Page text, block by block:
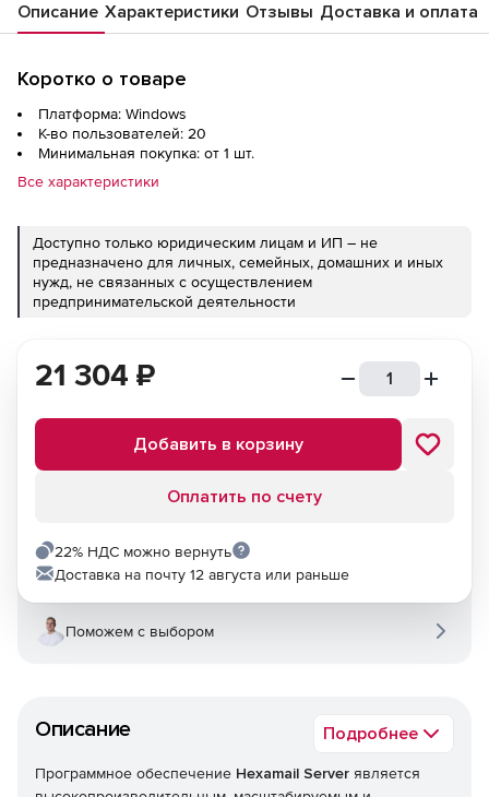
Описание Характеристики Отзывы Доставка и оплата
Коротко о товаре
Платформа: Windows
К-во пользователей: 20
Минимальная покупка: от 1 шт.
Все характеристики
Доступно только юридическим лицам и ИП – не
предназначено для личных, семейных, домашних и иных
нужд, не связанных с осуществлением
предпринимательской деятельности
Описание Подробнее
Программное обеспечение Hexamail Server является
21 304 ₽
Добавить в корзину
Оплатить по счету
22% НДС можно вернуть
Доставка на почту 12 августа или раньше
Поможем с выбором